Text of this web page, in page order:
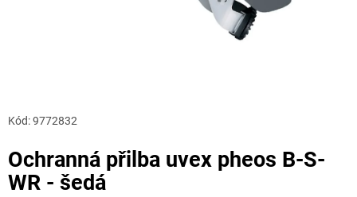
Ochranná přilba uvex pheos B-S-
WR - šedá
Kód:9772832